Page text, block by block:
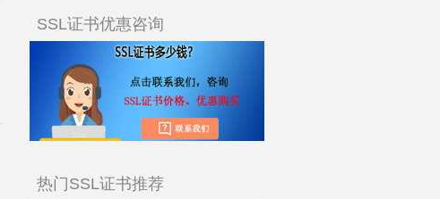
SSL证书优惠咨询
热门SSL证书推荐